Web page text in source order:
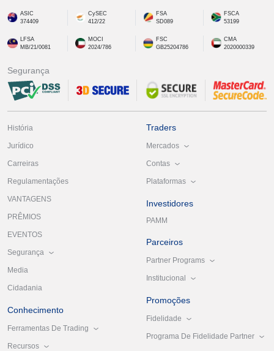
ASIC
374409
CySEC
412/22
FSA
SD089
FSCA
53199
LFSA
MB/21/0081
MOCI
2024/786
FSC
GB25204786
CMA
2020000339
Segurança
História
Jurídico
Carreiras
Regulamentações
VANTAGENS
PRÊMIOS
EVENTOS
Segurança
Media
Cidadania
Conhecimento
Ferramentas De Trading
Recursos
Traders
Mercados
Contas
Plataformas
Investidores
PAMM
Parceiros
Partner Programs
Institucional
Promoções
Fidelidade
Programa De Fidelidade Partner